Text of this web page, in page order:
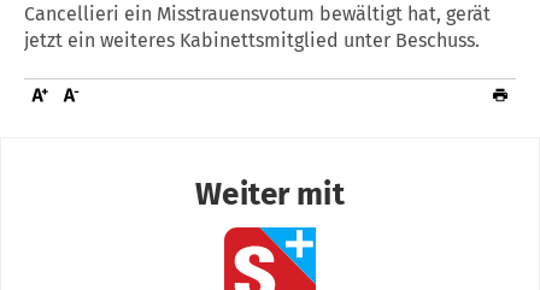
Cancellieri ein Misstrauensvotum bewältigt hat, gerät
jetzt ein weiteres Kabinettsmitglied unter Beschuss.